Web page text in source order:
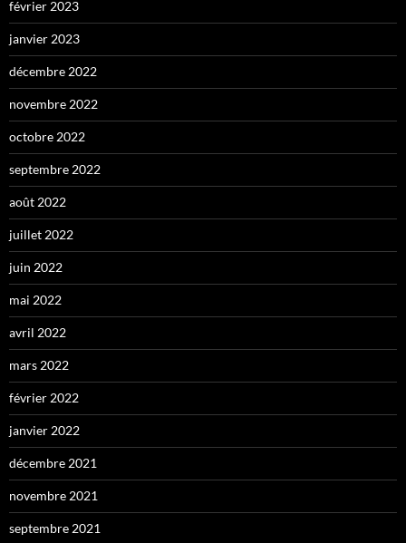
février 2023
janvier 2023
décembre 2022
novembre 2022
octobre 2022
septembre 2022
août 2022
juillet 2022
juin 2022
mai 2022
avril 2022
mars 2022
février 2022
janvier 2022
décembre 2021
novembre 2021
septembre 2021